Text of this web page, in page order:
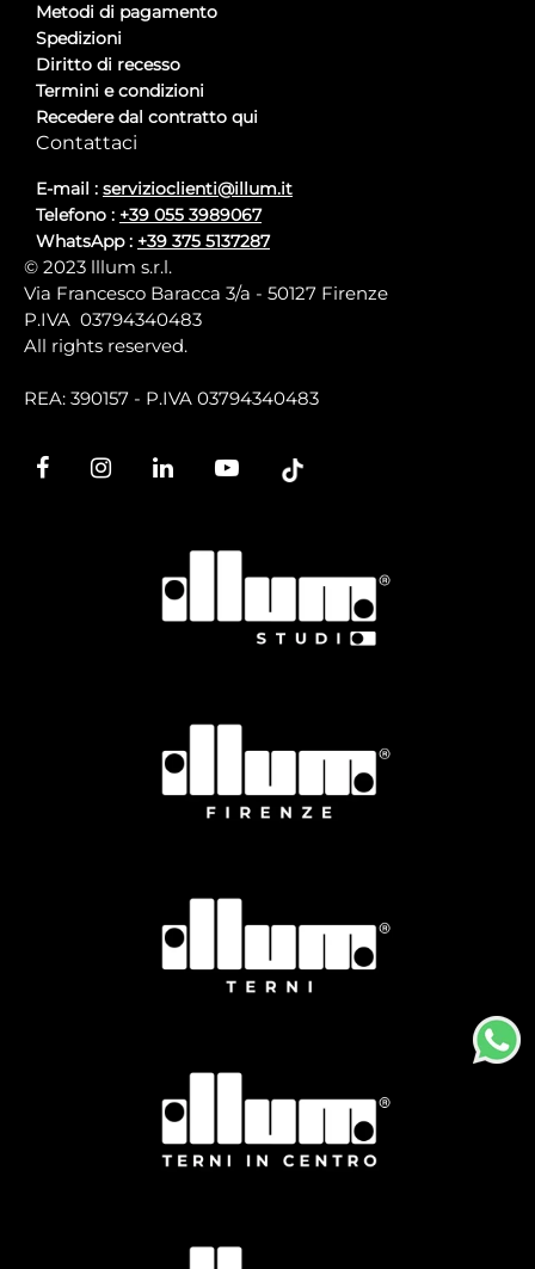
Metodi di pagamento
Spedizioni
Diritto di recesso
Termini e condizioni
Recedere dal contratto qui
Contattaci
E-mail : servizioclienti@illum.it
Telefono : +39 055 3989067
WhatsApp : +39 375 5137287
© 2023 lllum s.r.l.
Via Francesco Baracca 3/a - 50127 Firenze
P.IVA 03794340483
All rights reserved.
REA: 390157 - P.IVA 03794340483